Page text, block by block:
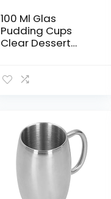
100 Ml Glas
Pudding Cups
Clear Dessert
Vorm Yoghurt
Keuken 2 stks